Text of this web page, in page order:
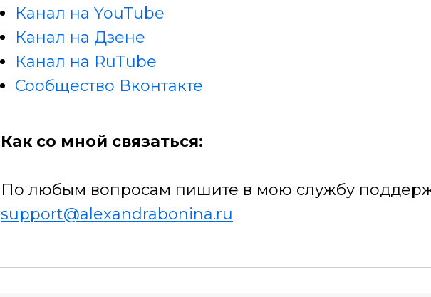
Канал на YouTube
Канал на Дзене
Канал на RuTube
Сообщество Вконтакте
Как со мной связаться:
По любым вопросам пишите в мою службу
support@alexandrabonina.ru